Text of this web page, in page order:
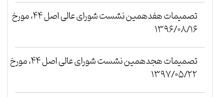
تصمیمات هفدهمین نشست شورای عالی اصل ۴۴، مورخ
۱۳۹۶/۰۸/۱۶
تصمیمات هجدهمین نشست شورای عالی اصل ۴۴، مورخ
۱۳۹۷/۰۵/۲۲